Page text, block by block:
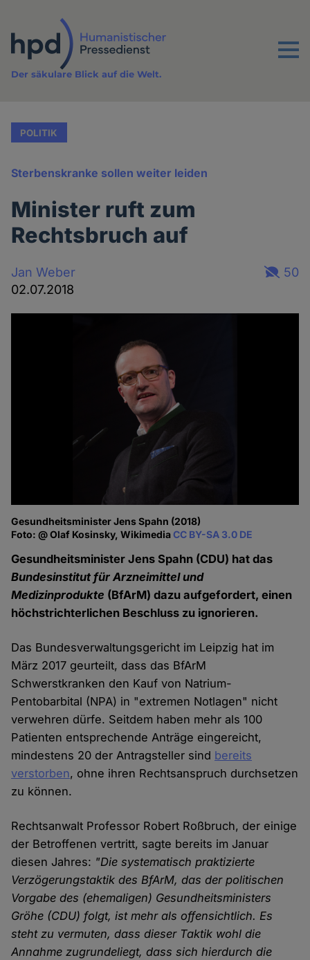
Inhalt
Menu
Der säkulare Blick auf die Welt.
POLITIK
Sterbenskranke sollen weiter leiden
Minister ruft zum
Rechtsbruch auf
Jan Weber
02.07.2018
50
Gesundheitsminister Jens Spahn (2018)
Foto: @ Olaf Kosinsky, WikimediaCC BY-SA 3.0 DE
Gesundheitsminister Jens Spahn (CDU) hat das
Bundesinstitut für Arzneimittel und
Medizinprodukte (BfArM) dazu aufgefordert, einen
höchstrichterlichen Beschluss zu ignorieren.
Das Bundesverwaltungsgericht im Leipzig hat im
März 2017 geurteilt, dass das BfArM
Schwerstkranken den Kauf von Natrium-
Pentobarbital (NPA) in "extremen Notlagen" nicht
verwehren dürfe. Seitdem haben mehr als 100
Patienten entsprechende Anträge eingereicht,
mindestens 20 der Antragsteller sind bereits
verstorben, ohne ihren Rechtsanspruch durchsetzen
zu können.
Rechtsanwalt Professor Robert Roßbruch, der einige
der Betroffenen vertritt, sagte bereits im Januar
diesen Jahres: "Die systematisch praktizierte
Verzögerungstaktik des BfArM, das der politischen
Vorgabe des (ehemaligen) Gesundheitsministers
Gröhe (CDU) folgt, ist mehr als offensichtlich. Es
steht zu vermuten, dass dieser Taktik wohl die
Annahme zugrundeliegt, dass sich hierdurch die